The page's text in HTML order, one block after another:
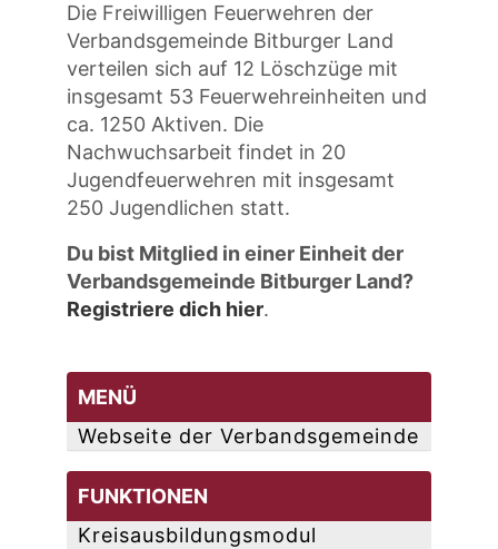
Die Freiwilligen Feuerwehren der
Verbandsgemeinde Bitburger Land
verteilen sich auf 12 Löschzüge mit
insgesamt 53 Feuerwehreinheiten und
ca. 1250 Aktiven. Die
Nachwuchsarbeit findet in 20
Jugendfeuerwehren mit insgesamt
250 Jugendlichen statt.
Du bist Mitglied in einer Einheit der
Verbandsgemeinde Bitburger Land?
Registriere dich hier.
MENÜ
Webseite der Verbandsgemeinde
FUNKTIONEN
Kreisausbildungsmodul